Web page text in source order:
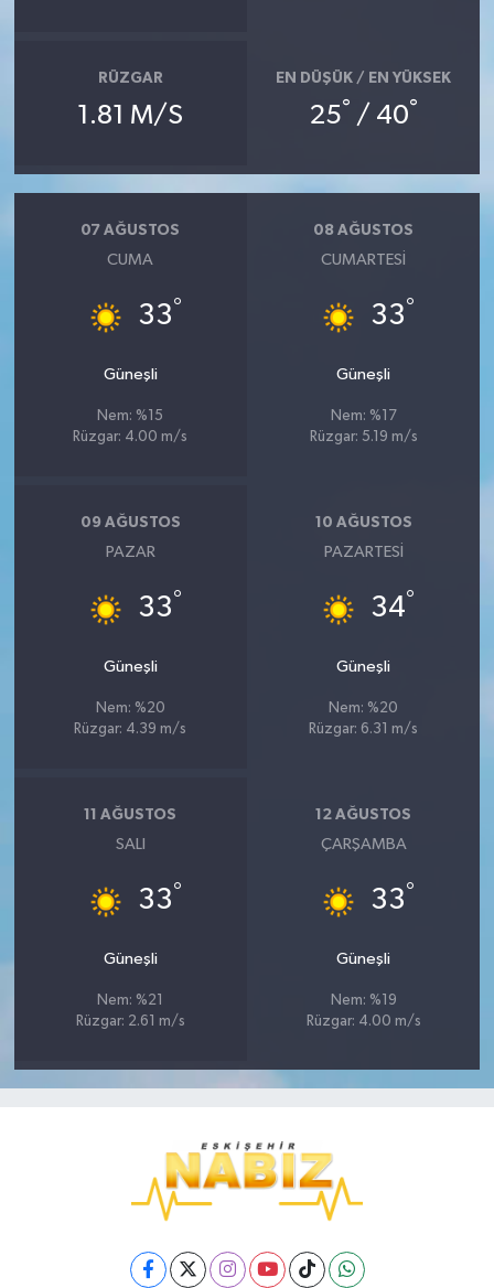
RÜZGAR
1.81 M/S
EN DÜŞÜK / EN YÜKSEK
25° / 40°
07 AĞUSTOS
CUMA
33°
Güneşli
Nem: %15
Rüzgar: 4.00 m/s
08 AĞUSTOS
CUMARTESI
33°
Güneşli
Nem: %17
Rüzgar: 5.19 m/s
09 AĞUSTOS
PAZAR
33°
Güneşli
Nem: %20
Rüzgar: 4.39 m/s
10 AĞUSTOS
PAZARTESI
34°
Güneşli
Nem: %20
Rüzgar: 6.31 m/s
11 AĞUSTOS
SALI
33°
Güneşli
Nem: %21
Rüzgar: 2.61 m/s
12 AĞUSTOS
ÇARŞAMBA
33°
Güneşli
Nem: %19
Rüzgar: 4.00 m/s